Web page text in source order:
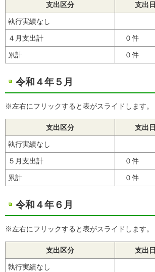
支出区分 支出日
執行実績なし
４月支出計 ０件
累計 ０件
令和４年５月
※左右にフリックすると表がスライドします。
支出区分 支出日
執行実績なし
５月支出計 ０件
累計 ０件
令和４年６月
※左右にフリックすると表がスライドします。
支出区分 支出日
執行実績なし